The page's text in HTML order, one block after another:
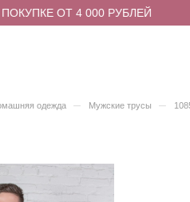
ОТ 4 000 РУБЛЕЙ
одежда – Мужские трусы –